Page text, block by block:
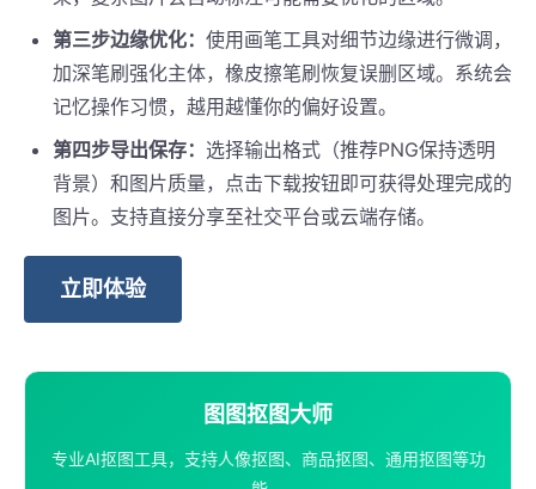
第三步边缘优化： 使用画笔工具对细节边缘进行微调，
加深笔刷强化主体，橡皮擦笔刷恢复误删区域。系统会
记忆操作习惯，越用越懂你的偏好设置。
第四步导出保存： 选择输出格式（推荐PNG保持透明
背景）和图片质量，点击下载按钮即可获得处理完成的
图片。支持直接分享至社交平台或云端存储。
立即体验
图图抠图大师
专业AI抠图工具，支持人像抠图、商品抠图、通用抠图等功